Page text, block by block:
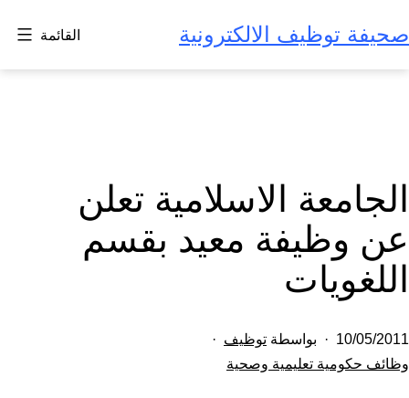
إلى
المحتوى
صحيفة توظيف الالكترونية القائمة
الجامعة الاسلامية تعلن
عن وظيفة معيد بقسم
اللغويات
تم
النشر
10/05/2011 بواسطة توظيف
مصنف
وظائف حكومية تعليمية وصحية